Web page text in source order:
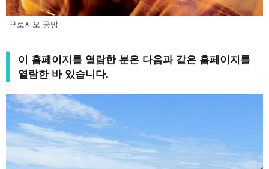
구로시오 공방
이 홈페이지를 열람한 분은 다음과 같은 홈페이지를
열람한 바 있습니다.